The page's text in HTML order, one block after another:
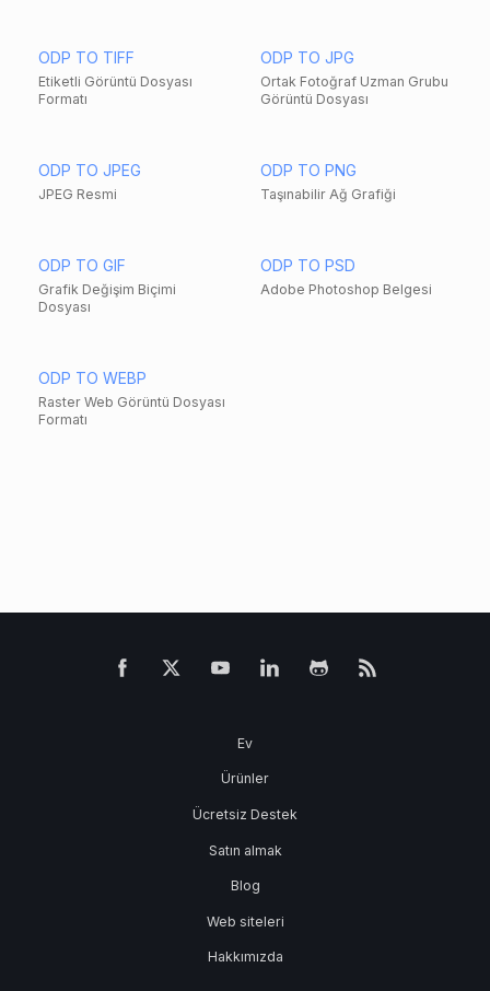
ODP TO TIFF
Etiketli Görüntü Dosyası
Formatı
ODP TO JPG
Ortak Fotoğraf Uzman Grubu
Görüntü Dosyası
ODP TO JPEG
JPEG Resmi
ODP TO PNG
Taşınabilir Ağ Grafiği
ODP TO GIF
Grafik Değişim Biçimi
Dosyası
ODP TO PSD
Adobe Photoshop Belgesi
ODP TO WEBP
Raster Web Görüntü Dosyası
Formatı
Ev
Ürünler
Ücretsiz Destek
Satın almak
Blog
Web siteleri
Hakkımızda